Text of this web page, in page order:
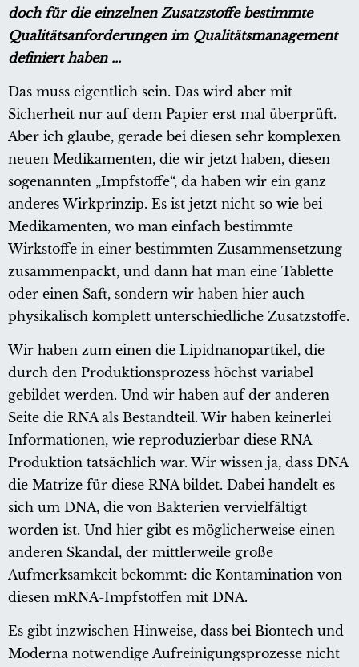
doch für die einzelnen Zusatzstoffe bestimmte
Qualitätsanforderungen im Qualitätsmanagement
definiert haben ...
Das muss eigentlich sein. Das wird aber mit
Sicherheit nur auf dem Papier erst mal überprüft.
Aber ich glaube, gerade bei diesen sehr komplexen
neuen Medikamenten, die wir jetzt haben, diesen
sogenannten „Impfstoffe“, da haben wir ein ganz
anderes Wirkprinzip. Es ist jetzt nicht so wie bei
Medikamenten, wo man einfach bestimmte
Wirkstoffe in einer bestimmten Zusammensetzung
zusammenpackt, und dann hat man eine Tablette
oder einen Saft, sondern wir haben hier auch
physikalisch komplett unterschiedliche Zusatzstoffe.
Wir haben zum einen die Lipidnanopartikel, die
durch den Produktionsprozess höchst variabel
gebildet werden. Und wir haben auf der anderen
Seite die RNA als Bestandteil. Wir haben keinerlei
Informationen, wie reproduzierbar diese RNA-
Produktion tatsächlich war. Wir wissen ja, dass DNA
die Matrize für diese RNA bildet. Dabei handelt es
sich um DNA, die von Bakterien vervielfältigt
worden ist. Und hier gibt es möglicherweise einen
anderen Skandal, der mittlerweile große
Aufmerksamkeit bekommt: die Kontamination von
diesen mRNA-Impfstoffen mit DNA.
Es gibt inzwischen Hinweise, dass bei Biontech und
Moderna notwendige Aufreinigungsprozesse nicht